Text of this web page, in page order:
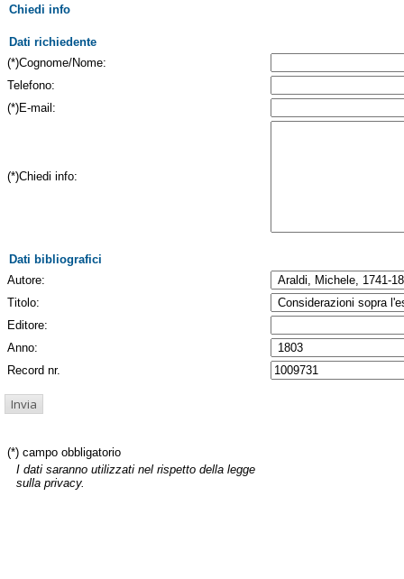
Chiedi info
Dati richiedente
(*)Cognome/Nome:
Telefono:
(*)E-mail:
(*)Chiedi info:
Dati bibliografici
Autore:
Titolo:
Editore:
Anno:
Record nr.
(*) campo obbligatorio
I dati saranno utilizzati nel rispetto della legge
sulla privacy.